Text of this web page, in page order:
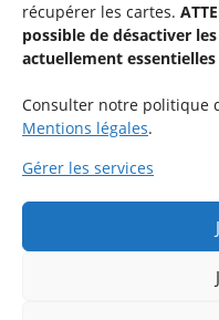
récupérer les cartes.
possible de désactiver
actuellement
Consulter notre politique
Mentions légales.
Gérer les services
Service national de la
48-50 rue Charles Martel
Rejoignez le groupe «